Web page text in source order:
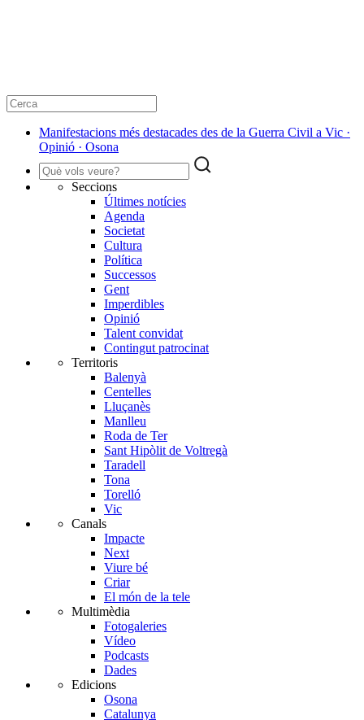
Manifestacions més destacades des de la Guerra Civil a Vic ·
Opinió · Osona
Seccions
Últimes notícies
Agenda
Societat
Cultura
Política
Successos
Gent
Imperdibles
Opinió
Talent convidat
Contingut patrocinat
Territoris
Balenyà
Centelles
Lluçanès
Manlleu
Roda de Ter
Sant Hipòlit de Voltregà
Taradell
Tona
Torelló
Vic
Canals
Impacte
Next
Viure bé
Criar
El món de la tele
Multimèdia
Fotogaleries
Vídeo
Podcasts
Dades
Edicions
Osona
Catalunya